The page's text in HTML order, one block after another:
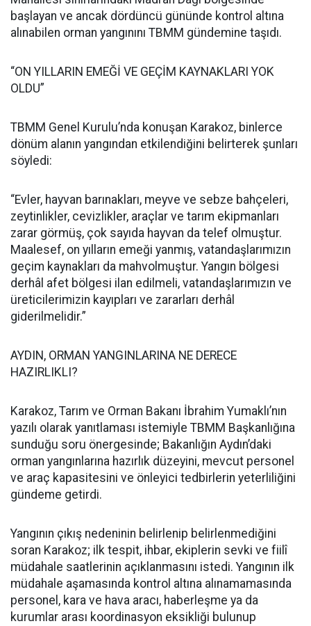
başlayan ve ancak dördüncü gününde kontrol altına
alınabilen orman yangınını TBMM gündemine taşıdı.
“ON YILLARIN EMEĞİ VE GEÇİM KAYNAKLARI YOK
OLDU”
TBMM Genel Kurulu’nda konuşan Karakoz, binlerce
dönüm alanın yangından etkilendiğini belirterek şunları
söyledi:
“Evler, hayvan barınakları, meyve ve sebze bahçeleri,
zeytinlikler, cevizlikler, araçlar ve tarım ekipmanları
zarar görmüş, çok sayıda hayvan da telef olmuştur.
Maalesef, on yılların emeği yanmış, vatandaşlarımızın
geçim kaynakları da mahvolmuştur. Yangın bölgesi
derhâl afet bölgesi ilan edilmeli, vatandaşlarımızın ve
üreticilerimizin kayıpları ve zararları derhâl
giderilmelidir.”
AYDIN, ORMAN YANGINLARINA NE DERECE
HAZIRLIKLI?
Karakoz, Tarım ve Orman Bakanı İbrahim Yumaklı’nın
yazılı olarak yanıtlaması istemiyle TBMM Başkanlığına
sunduğu soru önergesinde; Bakanlığın Aydın’daki
orman yangınlarına hazırlık düzeyini, mevcut personel
ve araç kapasitesini ve önleyici tedbirlerin yeterliliğini
gündeme getirdi.
Yangının çıkış nedeninin belirlenip belirlenmediğini
soran Karakoz; ilk tespit, ihbar, ekiplerin sevki ve fiilî
müdahale saatlerinin açıklanmasını istedi. Yangının ilk
müdahale aşamasında kontrol altına alınamamasında
personel, kara ve hava aracı, haberleşme ya da
kurumlar arası koordinasyon eksikliği bulunup